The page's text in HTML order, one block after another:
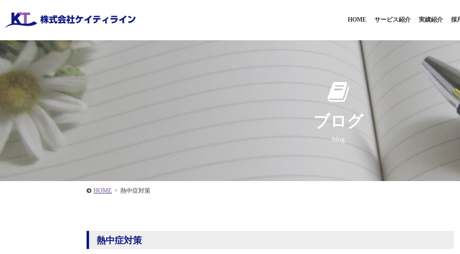
HOME サービス紹介 実績紹介 採
ブログ
blog
HOME > 熱中症対策
熱中症対策